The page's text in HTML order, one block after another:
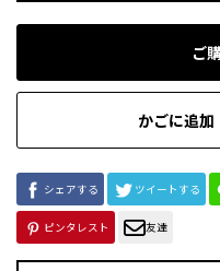
ご
かごに追加
シェアする ツイートする
ピンタレスト 友達